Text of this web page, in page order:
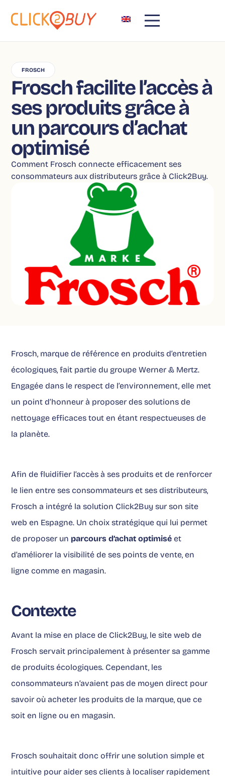
FROSCH
Frosch facilite l’accès à
ses produits grâce à
un parcours d’achat
optimisé
Comment Frosch connecte efficacement ses
consommateurs aux distributeurs grâce à Click2Buy.
Frosch, marque de référence en produits d’entretien
écologiques, fait partie du groupe Werner & Mertz.
Engagée dans le respect de l’environnement, elle met
un point d’honneur à proposer des solutions de
nettoyage efficaces tout en étant respectueuses de
la planète.
Afin de fluidifier l’accès à ses produits et de renforcer
le lien entre ses consommateurs et ses distributeurs,
Frosch a intégré la solution Click2Buy sur son site
web en Espagne. Un choix stratégique qui lui permet
de proposer un parcours d’achat optimisé et
d’améliorer la visibilité de ses points de vente, en
ligne comme en magasin.
Contexte
Avant la mise en place de Click2Buy, le site web de
Frosch servait principalement à présenter sa gamme
de produits écologiques. Cependant, les
consommateurs n’avaient pas de moyen direct pour
savoir où acheter les produits de la marque, que ce
soit en ligne ou en magasin.
Frosch souhaitait donc offrir une solution simple et
intuitive pour aider ses clients à localiser rapidement